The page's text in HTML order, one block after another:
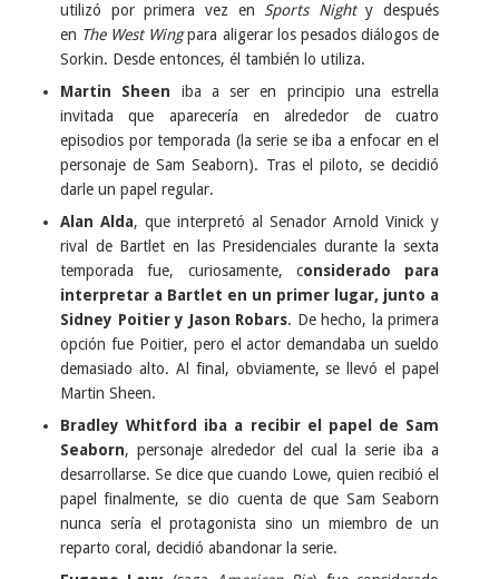
utilizó por primera vez en Sports Nighty después
en The West Wingpara aligerar los pesados diálogos de
Sorkin. Desde entonces, él también lo utiliza.
Martin Sheen iba a ser en principio una estrella
invitada que aparecería en alrededor de cuatro
episodios por temporada (la serie se iba a enfocar en el
personaje de Sam Seaborn). Tras el piloto, se decidió
darle un papel regular.
Alan Alda, que interpretó al Senador Arnold Vinick y
rival de Bartlet en las Presidenciales durante la sexta
temporada fue, curiosamente, considerado para
interpretar a Bartlet en un primer lugar, junto a
Sidney Poitier y Jason Robars. De hecho, la primera
opción fue Poitier, pero el actor demandaba un sueldo
demasiado alto. Al final, obviamente, se llevó el papel
Martin Sheen.
Bradley Whitford iba a recibir el papel de Sam
Seaborn, personaje alrededor del cual la serie iba a
desarrollarse. Se dice que cuando Lowe, quien recibió el
papel finalmente, se dio cuenta de que Sam Seaborn
nunca sería el protagonista sino un miembro de un
reparto coral, decidió abandonar la serie.